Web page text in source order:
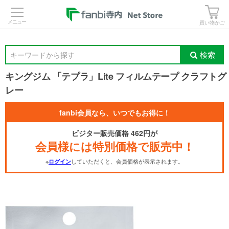
買い物かご
キーワードから探す 検索
キングジム 「テプラ」Lite フィルムテープ クラフトグ
レー
fanbi会員なら、いつでもお得に！
ビジター販売価格 462円が
会員様には特別価格で販売中！
※ログインしていただくと、会員価格が表示されます。